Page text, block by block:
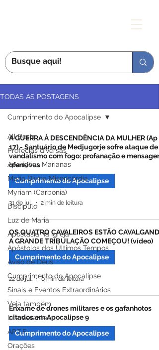
TODAS AS POSTAGENS
All Posts
Profecias diversas
Aparições Marianas
Maria Divina Misericórdia
Myriam (Carbonia)
Discípulo
Luz de Maria
Apostasia na Igreja
Apóstolos dos Últimos Tempos
Aviso de Deus
Cumprimento do Apocalipse
Sinais e Eventos Extraordinários
Veja também
Interessantes
AP.T.F.
Orações
Cumprimento do Apocalipse
A GUERRA À DESCENDÊNCIA DA MULHER (Ap
17) - Santuário de Medjugorje sofre ataque de
vandalismo com fogo: profanação e
ofensivas
Cumprimento do Apocalipse
31 de jul. 2 min de leitura
OS QUATRO CAVALEIROS ESTÃO
A GRANDE TRIBULAÇÃO COMEÇOU! (vídeo)
Cumprimento do Apocalipse
22 de jul. 0 min de leitura
Enxame de drones militares e os gafanhotos
citados em Apocalipse 9
Cumprimento do Apocalipse